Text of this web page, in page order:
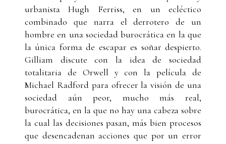
urbanista Hugh Ferriss, en un ecléctico
combinado que narra el derrotero de un
hombre en una sociedad burocrática en la que
la única forma de escapar es soñar despierto.
Gilliam discute con la idea de sociedad
totalitaria de Orwell y con la película de
Michael Radford para ofrecer la visión de una
sociedad aún peor, mucho más real,
burocrática, en la que no hay una cabeza sobre
la cual las decisiones pasan, más bien procesos
que desencadenan acciones que por un error